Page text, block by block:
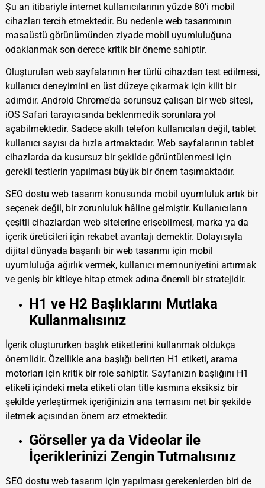
Şu an itibariyle internet kullanıcılarının yüzde 80’i mobil
cihazları tercih etmektedir. Bu nedenle web tasarımının
masaüstü görünümünden ziyade mobil uyumluluğuna
odaklanmak son derece kritik bir öneme sahiptir.
Oluşturulan web sayfalarının her türlü cihazdan test edilmesi,
kullanıcı deneyimini en üst düzeye çıkarmak için kilit bir
adımdır. Android Chrome’da sorunsuz çalışan bir web sitesi,
iOS Safari tarayıcısında beklenmedik sorunlara yol
açabilmektedir. Sadece akıllı telefon kullanıcıları değil, tablet
kullanıcı sayısı da hızla artmaktadır. Web sayfalarının tablet
cihazlarda da kusursuz bir şekilde görüntülenmesi için
gerekli testlerin yapılması büyük bir önem taşımaktadır.
SEO dostu web tasarım konusunda mobil uyumluluk artık bir
seçenek değil, bir zorunluluk hâline gelmiştir. Kullanıcıların
çeşitli cihazlardan web sitelerine erişebilmesi, marka ya da
içerik üreticileri için rekabet avantajı demektir. Dolayısıyla
dijital dünyada başarılı bir web tasarımı için mobil
uyumluluğa ağırlık vermek, kullanıcı memnuniyetini artırmak
ve geniş bir kitleye hitap etmek adına önemli bir stratejidir.
H1 ve H2 Başlıklarını Mutlaka
Kullanmalısınız
İçerik oluştururken başlık etiketlerini kullanmak oldukça
önemlidir. Özellikle ana başlığı belirten H1 etiketi, arama
motorları için kritik bir role sahiptir. Sayfanızın başlığını H1
etiketi içindeki meta etiketi olan title kısmına eksiksiz bir
şekilde yerleştirmek içeriğinizin ana temasını net bir şekilde
iletmek açısından önem arz etmektedir.
Görseller ya da Videolar ile
İçeriklerinizi Zengin Tutmalısınız
SEO dostu web tasarım için yapılması gerekenlerden biri de